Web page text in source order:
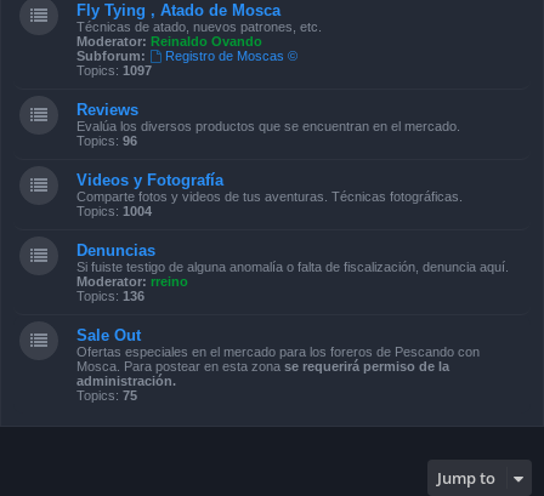
Fly Tying , Atado de Mosca
Técnicas de atado, nuevos patrones, etc.
Moderator: Reinaldo Ovando
Subforum:
Registro de Moscas ©
Topics: 1097
Reviews
Evalúa los diversos productos que se encuentran en el mercado.
Topics: 96
Videos y Fotografía
Comparte fotos y videos de tus aventuras. Técnicas fotográficas.
Topics: 1004
Denuncias
Si fuiste testigo de alguna anomalía o falta de fiscalización, denuncia aquí.
Moderator: rreino
Topics: 136
Sale Out
Ofertas especiales en el mercado para los foreros de Pescando con
Mosca. Para postear en esta zona se requerirá permiso de la
administración.
Topics: 75
Jump to